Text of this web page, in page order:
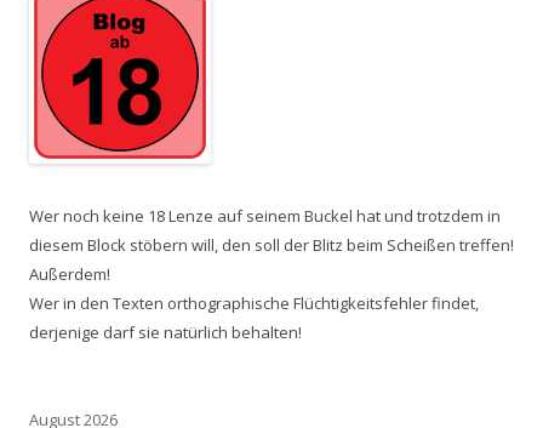
Wer noch keine 18 Lenze auf seinem Buckel hat und trotzdem in
diesem Block stöbern will, den soll der Blitz beim Scheißen treffen!
Außerdem!
Wer in den Texten orthographische Flüchtigkeitsfehler findet,
derjenige darf sie natürlich behalten!
August 2026